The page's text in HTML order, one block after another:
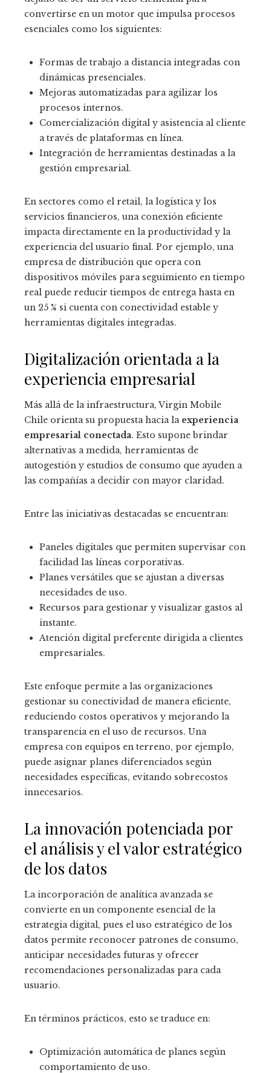
convertirse en un motor que impulsa procesos
esenciales como los siguientes:
Formas de trabajo a distancia integradas con
dinámicas presenciales.
Mejoras automatizadas para agilizar los
procesos internos.
Comercialización digital y asistencia al cliente
a través de plataformas en línea.
Integración de herramientas destinadas a la
gestión empresarial.
En sectores como el retail, la logística y los
servicios financieros, una conexión eficiente
impacta directamente en la productividad y la
experiencia del usuario final. Por ejemplo, una
empresa de distribución que opera con
dispositivos móviles para seguimiento en tiempo
real puede reducir tiempos de entrega hasta en
un 25 % si cuenta con conectividad estable y
herramientas digitales integradas.
Digitalización orientada a la
experiencia empresarial
Más allá de la infraestructura, Virgin Mobile
Chile orienta su propuesta hacia la experiencia
empresarial conectada. Esto supone brindar
alternativas a medida, herramientas de
autogestión y estudios de consumo que ayuden a
las compañías a decidir con mayor claridad.
Entre las iniciativas destacadas se encuentran:
Paneles digitales que permiten supervisar con
facilidad las líneas corporativas.
Planes versátiles que se ajustan a diversas
necesidades de uso.
Recursos para gestionar y visualizar gastos al
instante.
Atención digital preferente dirigida a clientes
empresariales.
Este enfoque permite a las organizaciones
gestionar su conectividad de manera eficiente,
reduciendo costos operativos y mejorando la
transparencia en el uso de recursos. Una
empresa con equipos en terreno, por ejemplo,
puede asignar planes diferenciados según
necesidades específicas, evitando sobrecostos
innecesarios.
La innovación potenciada por
el análisis y el valor estratégico
de los datos
La incorporación de analítica avanzada se
convierte en un componente esencial de la
estrategia digital, pues el uso estratégico de los
datos permite reconocer patrones de consumo,
anticipar necesidades futuras y ofrecer
recomendaciones personalizadas para cada
usuario.
En términos prácticos, esto se traduce en:
Optimización automática de planes según
comportamiento de uso.